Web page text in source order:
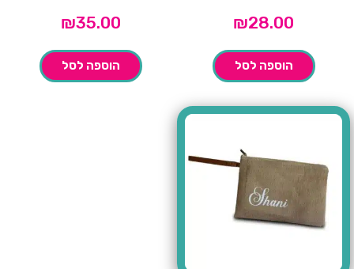
₪28.00
הוספה לסל
₪35.00
הוספה לסל